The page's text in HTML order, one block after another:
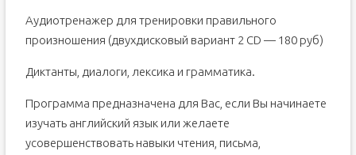
Аудиотренажер для тренировки правильного
произношения (двухдисковый вариант 2 CD — 180 руб)
Диктанты, диалоги, лексика и грамматика.
Программа предназначена для Вас, если Вы начинаете
изучать английский язык или желаете
усовершенствовать навыки чтения, письма,